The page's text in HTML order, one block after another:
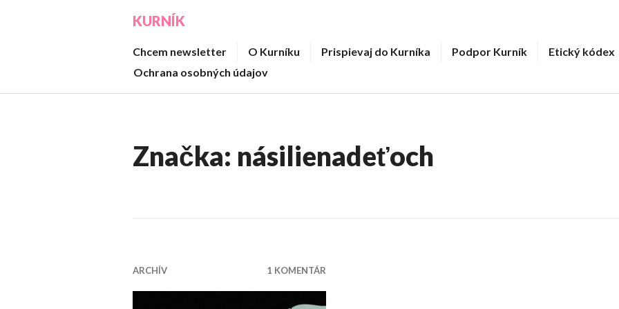
KURNÍK
Chcem newsletter O Kurníku Prispievaj do Kurníka Podpor Kurník
Etický kódex
Ochrana osobných údajov
Značka: násilienadeťoch
ARCHÍV 1 KOMENTÁR